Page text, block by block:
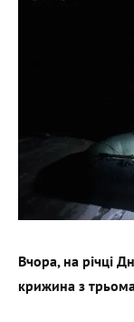
Вчора, на річці
крижина з